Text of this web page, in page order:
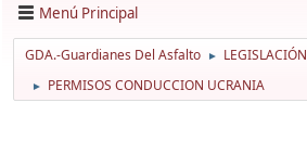
Menú Principal
GDA.-Guardianes Del Asfalto ► LEGISLACIÓN
► PERMISOS CONDUCCION UCRANIA